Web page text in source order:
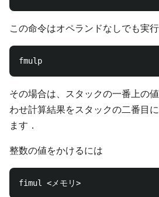
この命令はオペランドなしでも実
その場合は、スタックの一番上の
わせ計算結果をスタックの二番目
ます．
整数の値をかけるには